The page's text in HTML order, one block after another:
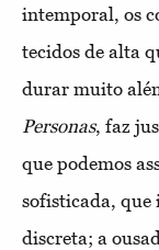
intemporal, os
tecidos de alta
durar muito
Personas, faz
que podemos
sofisticada, que
discreta; a